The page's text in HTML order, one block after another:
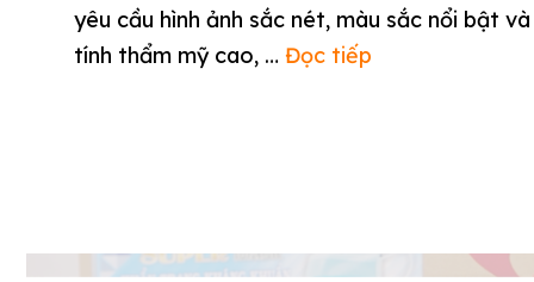
yêu cầu hình ảnh sắc nét, màu sắc nổi bật và
tính thẩm mỹ cao, … Đọc tiếp